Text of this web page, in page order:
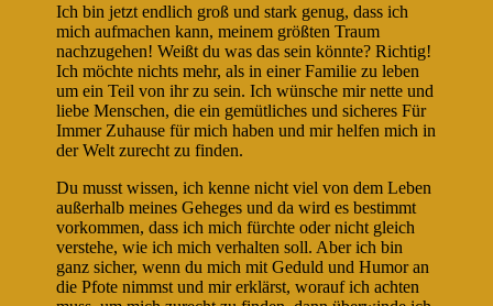
Ich bin jetzt endlich groß und stark genug, dass ich
mich aufmachen kann, meinem größten Traum
nachzugehen! Weißt du was das sein könnte? Richtig!
Ich möchte nichts mehr, als in einer Familie zu leben
um ein Teil von ihr zu sein. Ich wünsche mir nette und
liebe Menschen, die ein gemütliches und sicheres Für
Immer Zuhause für mich haben und mir helfen mich in
der Welt zurecht zu finden.
Du musst wissen, ich kenne nicht viel von dem Leben
außerhalb meines Geheges und da wird es bestimmt
vorkommen, dass ich mich fürchte oder nicht gleich
verstehe, wie ich mich verhalten soll. Aber ich bin
ganz sicher, wenn du mich mit Geduld und Humor an
die Pfote nimmst und mir erklärst, worauf ich achten